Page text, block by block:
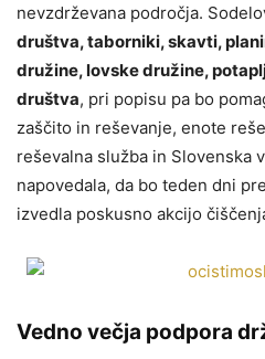
nevzdrževana področja.
društva, taborniki, skavti,
družine, lovske družine,
društva, pri popisu pa bo
zaščito in reševanje, enote
reševalna služba in Slovenska
napovedala, da bo teden dni
izvedla poskusno akcijo
Vedno večja podpora